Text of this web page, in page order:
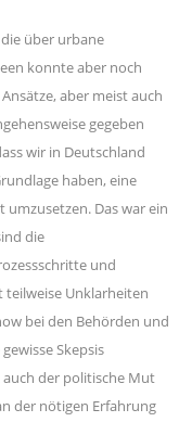
über urbane
konnte aber noch
aber meist auch
gegeben
wir in Deutschland
haben, eine
Das war ein
die
und
teilweise Unklarheiten
bei den Behörden und
Skepsis
auch der politische Mut
der nötigen Erfahrung